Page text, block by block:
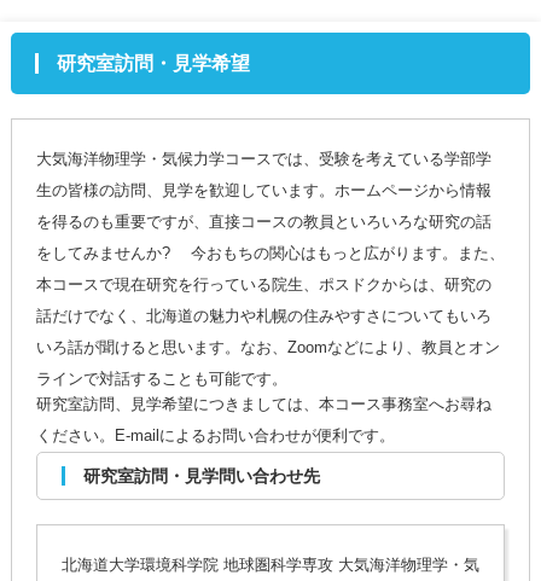
研究室訪問・見学希望
大気海洋物理学・気候力学コースでは、受験を考えている学部学
生の皆様の訪問、見学を歓迎しています。ホームページから情報
を得るのも重要ですが、直接コースの教員といろいろな研究の話
をしてみませんか? 今おもちの関心はもっと広がります。また、
本コースで現在研究を行っている院生、ポスドクからは、研究の
話だけでなく、北海道の魅力や札幌の住みやすさについてもいろ
いろ話が聞けると思います。なお、Zoomなどにより、教員とオン
ラインで対話することも可能です。
研究室訪問、見学希望につきましては、本コース事務室へお尋ね
ください。E-mailによるお問い合わせが便利です。
研究室訪問・見学問い合わせ先
北海道大学環境科学院 地球圏科学専攻 大気海洋物理学・気